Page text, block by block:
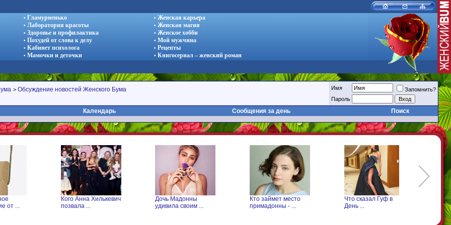
• Гламурненько
• Лаборатория красоты
• Здоровье и профилактика
• Похудей от слова к делу
• Кабинет психолога
• Мамочки и деточки
• Женская карьера
• Женская магия
• Женское хобби
• Мой мужчина
• Рецепты
• Книгосериал – женский роман
> Обсуждение новостей Женского Бума Имя
Запомнить?
Пароль
Календарь Сообщения за день Поиск
Кого Анна Хилькевич
Дочь Мадонны
удивила своим ...
Кто займет место
примадонны - ...
Что сказал Гуф в
Что произошло с
Леонтьевым на